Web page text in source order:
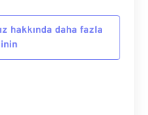
hakkında daha fazla